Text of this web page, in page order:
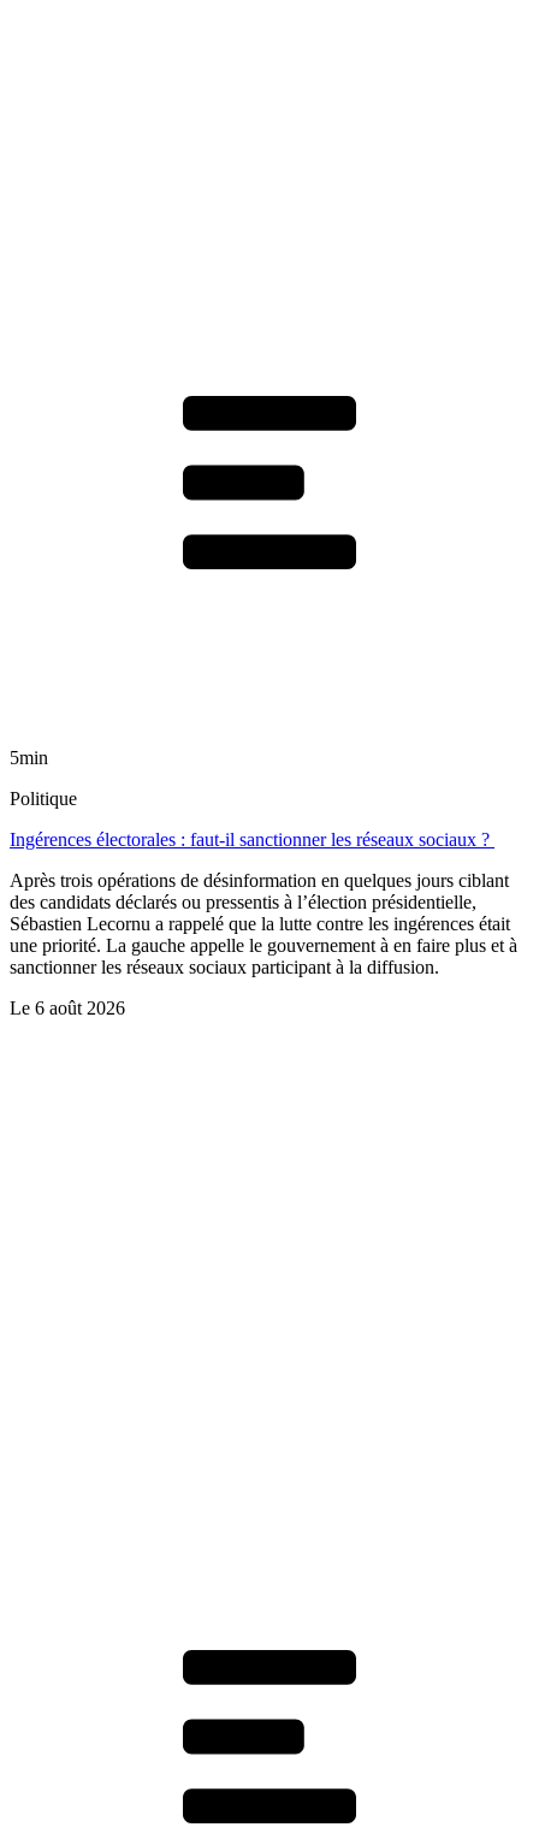
5min
Politique
Ingérences électorales : faut-il sanctionner les réseaux sociaux ?
Après trois opérations de désinformation en quelques jours ciblant
des candidats déclarés ou pressentis à l’élection présidentielle,
Sébastien Lecornu a rappelé que la lutte contre les ingérences était
une priorité. La gauche appelle le gouvernement à en faire plus et à
sanctionner les réseaux sociaux participant à la diffusion.
Le 6 août 2026